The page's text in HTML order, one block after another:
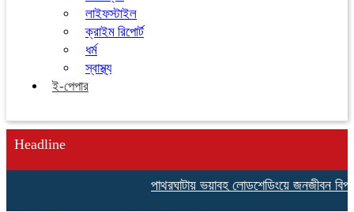
লাইফস্টাইল
ক্রাইম রিপোর্ট
ধর্ম
স্বাস্থ্য
ই-পেপার
Headline
পাথরঘাটায় ভয়াবহ লোডশেডিংয়ে জনজীবন